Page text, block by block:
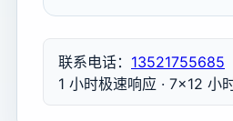
联系电话： 13521755685
1 小时极速响应 · 7×12 小